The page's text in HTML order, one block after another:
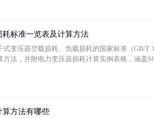
耗标准一览表及计算方法
式变压器空载损耗、负载损耗的国家标准（GB/T
方法，并附电力变压器损耗计算实例表格，涵盖
算方法有哪些